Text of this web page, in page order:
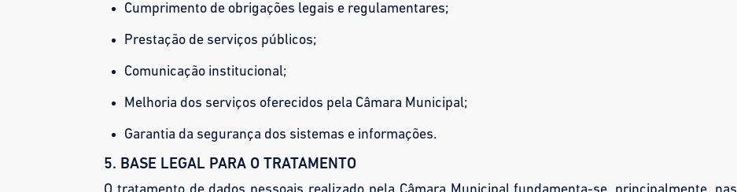
Cumprimento de obrigações legais e regulamentares;
Prestação de serviços públicos;
Comunicação institucional;
Melhoria dos serviços oferecidos pela Câmara Municipal;
Garantia da segurança dos sistemas e informações.
5. BASE LEGAL PARA O TRATAMENTO